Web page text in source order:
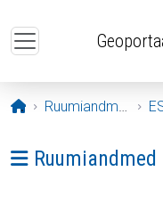
Avaleht
Ruumiandmed
Ava menüü:
Ruumiandmed